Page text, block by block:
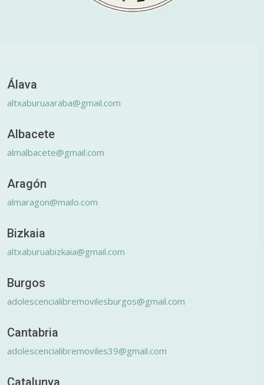
Álava
altxaburuaaraba@gmail.com
Albacete
almalbacete@gmail.com
Aragón
almaragon@mailo.com
Bizkaia
altxaburuabizkaia@gmail.com
Burgos
adolescencialibremovilesburgos@gmail.com
Cantabria
adolescencialibremoviles39@gmail.com
Catalunya